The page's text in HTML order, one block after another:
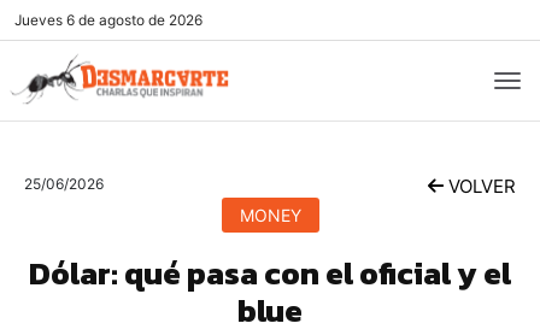
Jueves 6 de agosto de 2026
25/06/2026 VOLVER
MONEY
Dólar: qué pasa con el oficial y el
blue